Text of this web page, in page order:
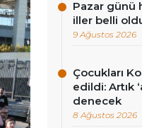
Pazar günü
iller belli
9 Ağustos 2026
Çocukları
edildi: Artık
denecek
8 Ağustos 2026